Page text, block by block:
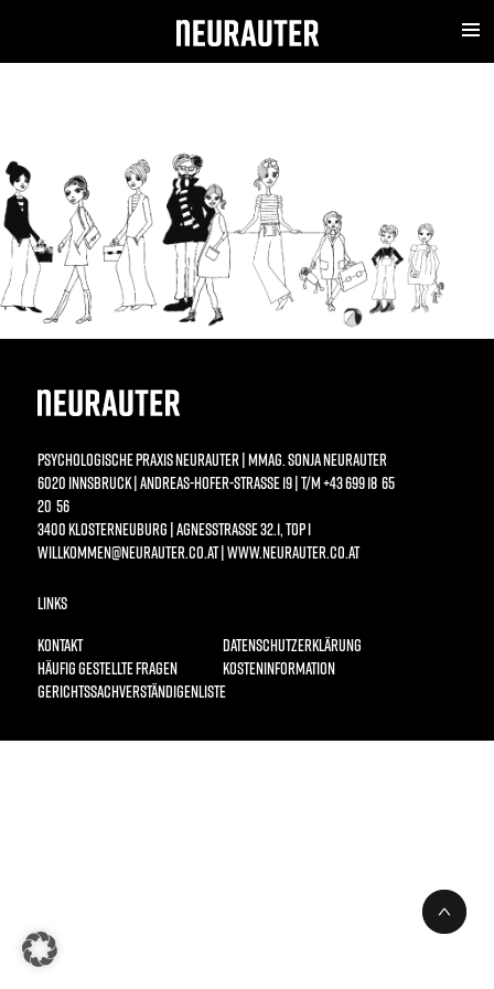
PUBLIKATIONEN
PSYCHOLOGISCHE PRAXIS NEURAUTER | MMAG. SONJA NEURAUTER
6020 INNSBRUCK | ANDREAS-HOFER-STRASSE 19 | T/M +43 699 18 65 2
0 56
3400 KLOSTERNEUBURG | AGNESSTRASSE 32.1, TOP I
WILLKOMMEN@NEURAUTER.CO.AT|WWW.NEURAUTER.CO.AT
LINKS
KONTAKT
DATENSCHUTZERKLÄRUNG
HÄUFIG GESTELLTE FRAGEN
KOSTENINFORMATION
GERICHTSSACHVERSTÄNDIGENLISTE